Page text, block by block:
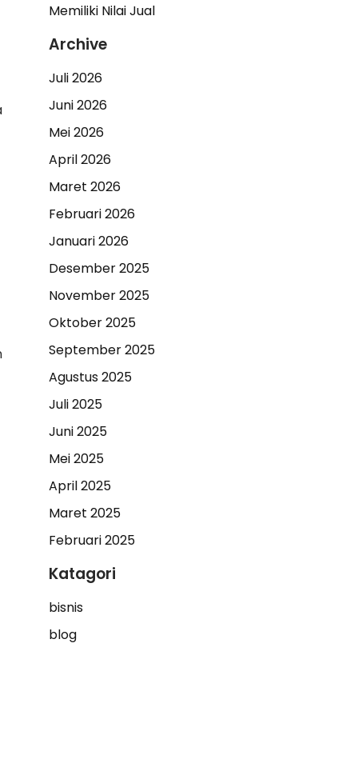
Memiliki Nilai Jual
Archive
Juli 2026
Juni 2026
Mei 2026
April 2026
Maret 2026
Februari 2026
Januari 2026
Desember 2025
November 2025
Oktober 2025
September 2025
Agustus 2025
Juli 2025
Juni 2025
Mei 2025
April 2025
Maret 2025
Februari 2025
Katagori
bisnis
blog